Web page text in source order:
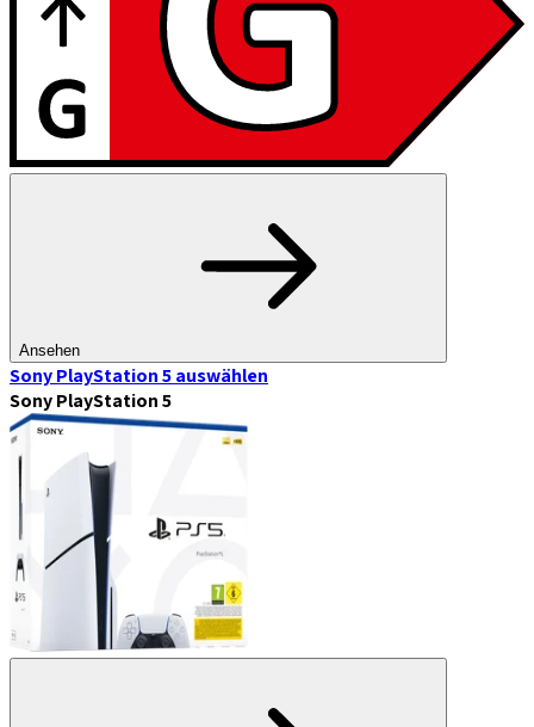
Ansehen
Sony PlayStation 5auswählen
Sony PlayStation 5